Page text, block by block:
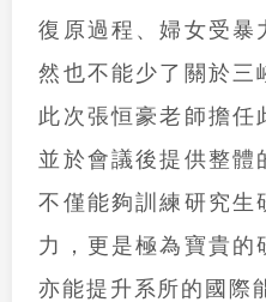
復原過程、婦女受暴
然也不能少了關於三
此次張恒豪老師擔任
並於會議後提供整體
不僅能夠訓練研究生
力，更是極為寶貴的
亦能提升系所的國際